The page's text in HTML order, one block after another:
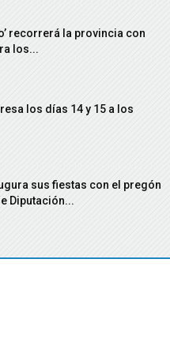
recorrerá la provincia con
los...
los días 14 y 15 a los
sus fiestas con el pregón
Diputación...